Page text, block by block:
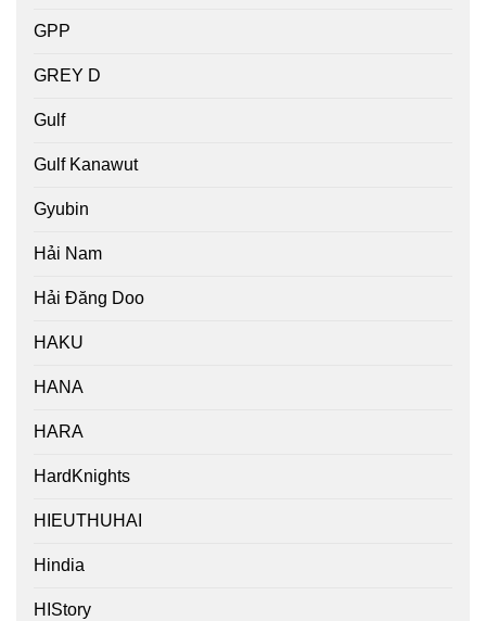
GPP
GREY D
Gulf
Gulf Kanawut
Gyubin
Hải Nam
Hải Đăng Doo
HAKU
HANA
HARA
HardKnights
HIEUTHUHAI
Hindia
HIStory